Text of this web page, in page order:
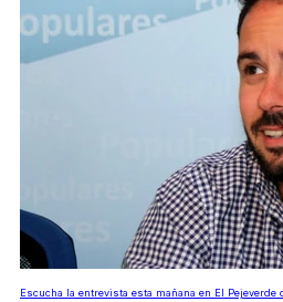
Escucha la entrevista esta mañana en El Pejeverde